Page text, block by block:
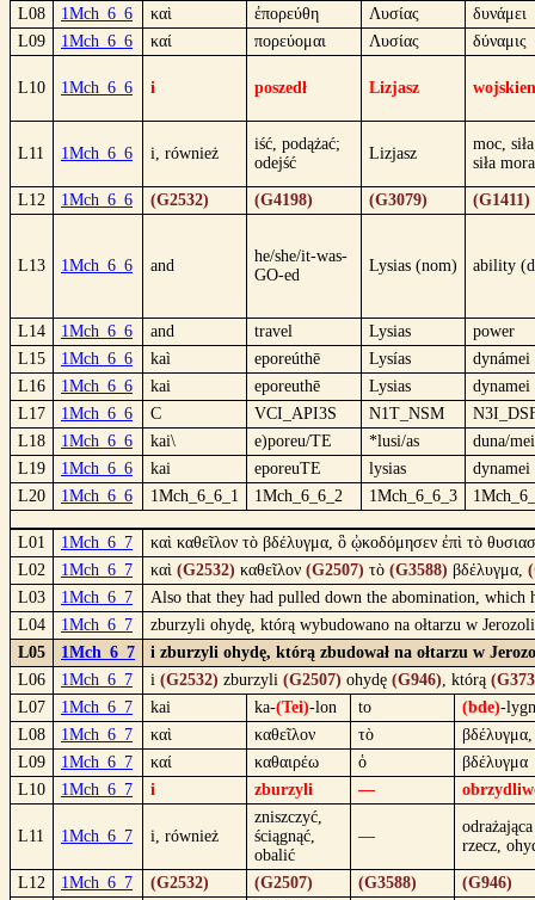
L08 1Mch_6_6 καὶ ἐπορεύθη Λυσίας
δυνάμει
L09
1Mch_6_6 καί πορεύομαι Λυσίας δύναμις
L10 1Mch_6_6 i poszedł Lizjasz
L11 1Mch_6_6 i, również
iść, podążać;
odejść
Lizjasz
moc,
siła
L12 1Mch_6_6 (G2532) (G4198) (G3079) (G1411)
L13 1Mch_6_6 and
he/she/it-was-
GO-ed
Lysias (nom) ability
L14 1Mch_6_6 and travel Lysias
power
L15
1Mch_6_6 kaì eporeúthē Lysías
dynámei
L16
1Mch_6_6 kai eporeuthē Lysias
dynamei
L17
1Mch_6_6 C VCI_API3S N1T_NSM
L18
1Mch_6_6 kai\ e)poreu/TE *lusi/as
duna/mei
L19
1Mch_6_6 kai eporeuTE lysias
dynamei
L20
1Mch_6_6 1Mch_6_6_1 1Mch_6_6_2 1Mch_6_6_3
L01 1Mch_6_7
καὶ καθεῖλον τὸ βδέλυγμα, ὃ ᾠκοδόμησεν ἐπὶ τὸ
L02
1Mch_6_7 καὶ (G2532) καθεῖλον (G2507) τὸ (G3588) βδέλυγμα,
L03
1Mch_6_7
Also that they had pulled down the abomination, which
L04
1Mch_6_7
zburzyli ohydę, którą wybudowano na ołtarzu w
L05
1Mch_6_7
i zburzyli ohydę, którą zbudował na ołtarzu w
L06
1Mch_6_7 i (G2532) zburzyli (G2507) ohydę (G946), którą
L07
1Mch_6_7 kai ka-(Tei)-lon to (bde)-
L08
1Mch_6_7 καὶ καθεῖλον τὸ
βδέλυγμα,
L09
1Mch_6_7 καί καθαιρέω ὁ
βδέλυγμα
L10
1Mch_6_7 i zburzyli —
L11 1Mch_6_7 i, również
zniszczyć,
ściągnąć,
obalić
—
odrażająca
rzecz,
L12 1Mch_6_7 (G2532) (G2507) (G3588) (G946)